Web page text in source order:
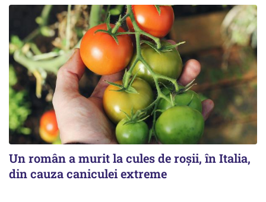
Un român a murit la cules de roșii, în Italia,
din cauza caniculei extreme